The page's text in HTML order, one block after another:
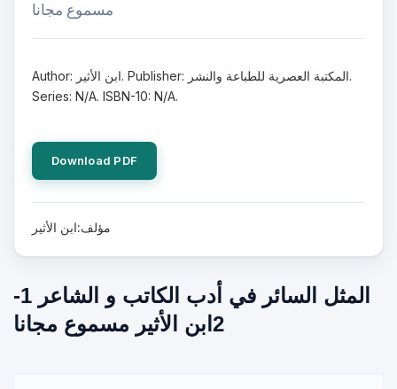
مسموع مجانا
Author: ابن الأثير. Publisher: المكتبة العصرية للطباعة والنشر.
Series: N/A. ISBN-10: N/A.
Download PDF
مؤلف:ابن الأثير
المثل السائر في أدب الكاتب و الشاعر 1-
2ابن الأثير مسموع مجانا